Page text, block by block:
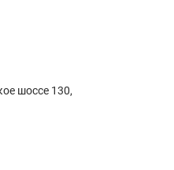
шоссе 130,